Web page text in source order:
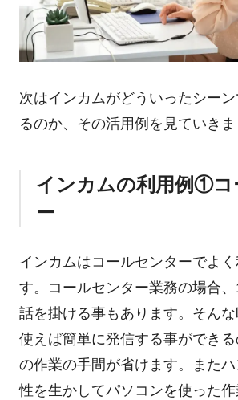
次はインカムがどういったシー
るのか、その活用例を見ていきま
インカムの利用例①コ
ー
インカムはコールセンターでよ
す。コールセンター業務の場合
話を掛ける事もあります。そん
使えば簡単に発信する事ができ
の作業の手間が省けます。また
性を生かしてパソコンを使った